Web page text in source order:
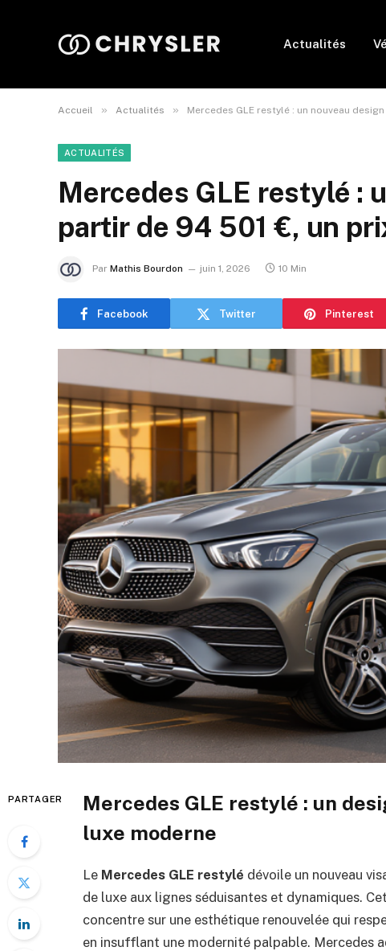
Actualités
Accueil » Actualités » Mercedes GLE restylé : un nouveau
ACTUALITÉS
Mercedes GLE restylé :
partir de 94 501 €, un
Par Mathis Bourdon juin 1, 2026 10 Min
Facebook Twitter Pinterest
PARTAGER
Mercedes GLE restylé : un
luxe moderne
Le Mercedes GLE restylé dévoile un nouveau
de luxe aux lignes séduisantes et dynamiques.
concentre sur une esthétique renouvelée qui
en insufflant une modernité palpable. Mercedes